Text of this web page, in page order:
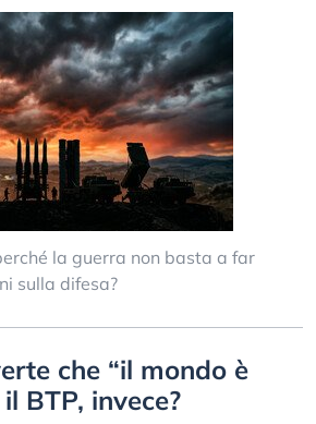
la guerra non basta a far
sulla difesa?
che “il mondo è
BTP, invece?